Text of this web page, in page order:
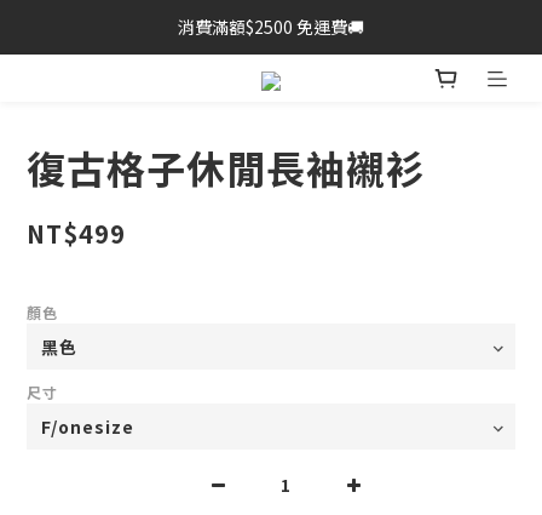
消費滿額$2500 免運費🚚
復古格子休閒長袖襯衫
NT$499
顏色
尺寸